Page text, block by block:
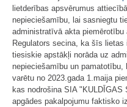
lietderības apsvērumus
nepieciešamību, lai sasniegtu
administratīvā akta piemērotību
Regulators secina, ka šīs
tiesiskie apstākļi norāda uz
nepieciešamību un
varētu no 2023.gada 1.maija
kas nodrošina SIA "KULDĪGAS
apgādes pakalpojumu faktisko